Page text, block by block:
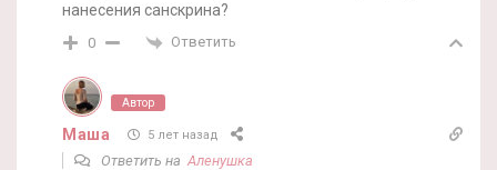
нанесения санскрина?
0 Ответить
Автор
Маша 5 лет назад
Ответить на Аленушка